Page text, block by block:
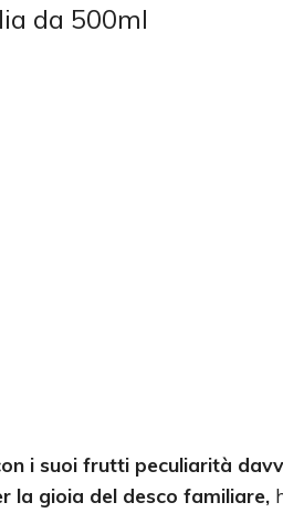
da 500ml
i suoi frutti peculiarità
la gioia del desco familiare,